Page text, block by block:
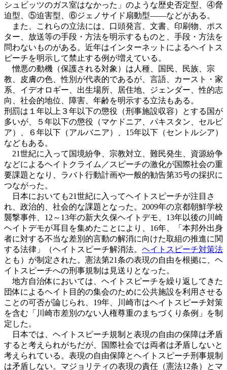
シュビッツのガス室はなかった」のような歴史否定型、④脅
迫型、⑤迫害型、⑥ジェノサイド扇動型――などがある。
また、これらの立法には、口頭発言、文書、印刷物、ポス
ター、放送等の手段・方法を明示するものと、手段・方法を
問わないものがある。近年はインターネットによるヘイトス
ピーチを明示して禁止する例が増えている。
憎悪の動機（保護される対象）は人種、国民、民族、宗
教、皮膚の色、性別が代表的であるが、言語、カースト・家
系、イデオロギー、出生場所、居住地、ジェンダー、性的志
向、社会的地位、障害、年齢を明示する立法もある。
刑罰は１年以上３年以下の懲役（刑事施設収容）とする国が
多いが、５年以下の懲役（マケドニア、パキスタン、セルビ
ア）、６年以下（アルバニア）、15年以下（セントルシア）
などもある。
21世紀に入って国境紛争、宗教対立、難民発生、資源紛争
などによるヘイトクライム／スピーチの激化が国際社会の重
要課題となり、ラバト行動計画や一般的勧告第35号の採択に
つながった。
日本においても21世紀に入ってヘイトスピーチが注目さ
れ、政治的、社会的な課題となった。2009年の京都朝鮮学校
襲撃事件、12～13年の新大久保ヘイトデモ、13年以後の川崎
ヘイトデモが耳目を集めたことにより、16年、「本邦外出身
者に対する不当な差別的言動の解消に向けた取組の推進に関
する法律」（ヘイトスピーチ解消法。 ヘイトスピーチ対策法
とも）が制定された。憲法第21条の表現の自由を根拠に、ヘ
イトスピーチへの刑事規制は見送りとなった。
地方自治体においては、ヘイトスピーチを繰り返してきた
団体によるヘイト目的の集会のために公共施設を利用させる
ことの可否が論じられ、19年、川崎市はヘイトスピーチ対策
を含む「川崎市差別のない人権尊重のまちづくり条例」を制
定した。
日本では、ヘイトスピーチ規制と表現の自由の保障は矛盾
すると考えられがちだが、国際社会では両者は矛盾しないと
考えられている。表現の自由保障とヘイトスピーチ刑事規制
は矛盾しない。マジョリティの表現の責任（憲法12条）とマ